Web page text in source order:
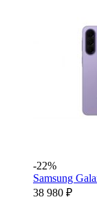
-22%
Samsung
38 980 ₽